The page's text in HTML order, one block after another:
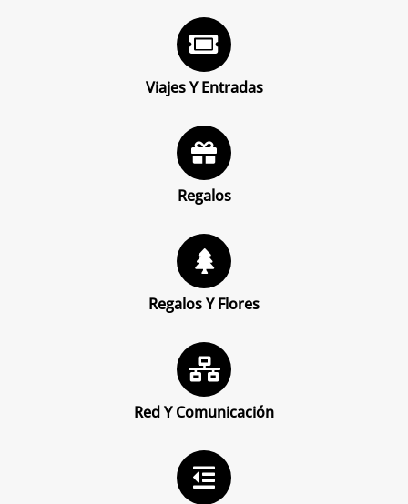
Viajes Y Entradas
Regalos
Regalos Y Flores
Red Y Comunicación